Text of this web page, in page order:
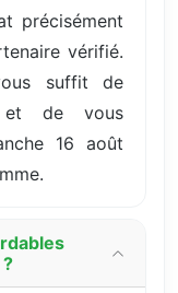
précisément
vérifié.
suffit de
et de vous
16 août